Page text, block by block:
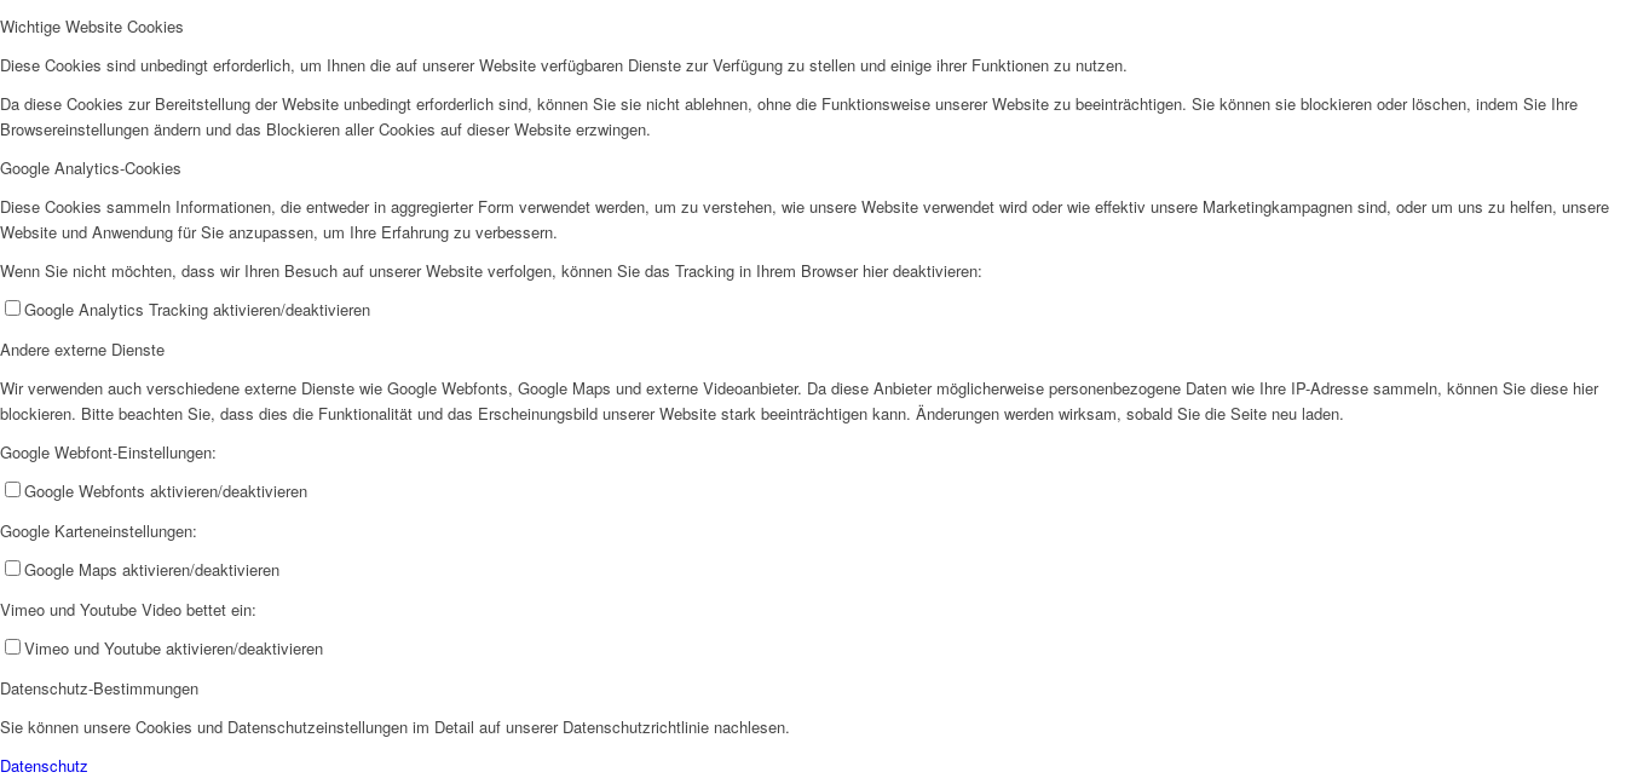
Wichtige Website Cookies
Diese Cookies sind unbedingt erforderlich, um Ihnen die auf unserer Website verfügbaren Dienste zur Verfügung zu stellen und einige ihrer Funktionen zu nutzen.
Da diese Cookies zur Bereitstellung der Website unbedingt erforderlich sind, können Sie sie nicht ablehnen, ohne die Funktionsweise unserer Website zu beeinträchtigen. Sie können sie blockieren oder löschen, indem Sie Ihre
Browsereinstellungen ändern und das Blockieren aller Cookies auf dieser Website erzwingen.
Google Analytics-Cookies
Diese Cookies sammeln Informationen, die entweder in aggregierter Form verwendet werden, um zu verstehen, wie unsere Website verwendet wird oder wie effektiv unsere Marketingkampagnen sind, oder um uns zu helfen, unsere
Website und Anwendung für Sie anzupassen, um Ihre Erfahrung zu verbessern.
Wenn Sie nicht möchten, dass wir Ihren Besuch auf unserer Website verfolgen, können Sie das Tracking in Ihrem Browser hier deaktivieren:
Google Analytics Tracking aktivieren/deaktivieren
Andere externe Dienste
Wir verwenden auch verschiedene externe Dienste wie Google Webfonts, Google Maps und externe Videoanbieter. Da diese Anbieter möglicherweise personenbezogene Daten wie Ihre IP-Adresse sammeln, können Sie diese hier
blockieren. Bitte beachten Sie, dass dies die Funktionalität und das Erscheinungsbild unserer Website stark beeinträchtigen kann. Änderungen werden wirksam, sobald Sie die Seite neu laden.
Google Webfont-Einstellungen:
Google Webfonts aktivieren/deaktivieren
Google Karteneinstellungen:
Google Maps aktivieren/deaktivieren
Vimeo und Youtube Video bettet ein:
Vimeo und Youtube aktivieren/deaktivieren
Datenschutz-Bestimmungen
Sie können unsere Cookies und Datenschutzeinstellungen im Detail auf unserer Datenschutzrichtlinie nachlesen.
Datenschutz